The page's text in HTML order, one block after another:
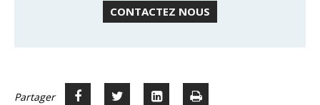
CONTACTEZ NOUS
Partager Partager
Partager
Voir
Imprimer